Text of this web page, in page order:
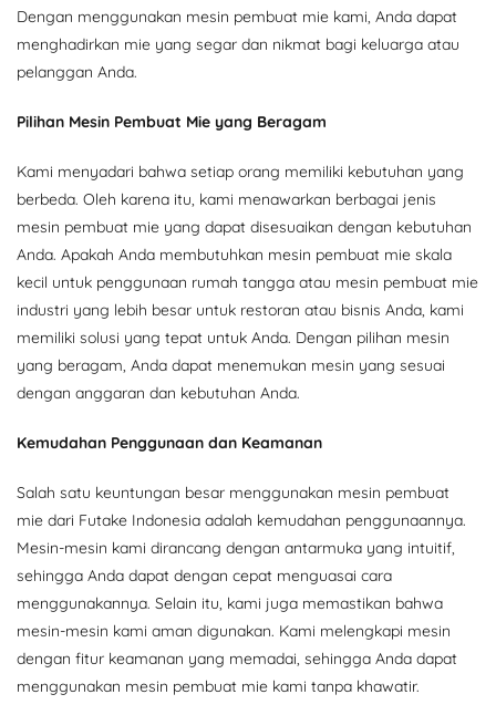
Dengan menggunakan mesin pembuat mie kami, Anda dapat
menghadirkan mie yang segar dan nikmat bagi keluarga atau
pelanggan Anda.
Pilihan Mesin Pembuat Mie yang Beragam
Kami menyadari bahwa setiap orang memiliki kebutuhan yang
berbeda. Oleh karena itu, kami menawarkan berbagai jenis
mesin pembuat mie yang dapat disesuaikan dengan kebutuhan
Anda. Apakah Anda membutuhkan mesin pembuat mie skala
kecil untuk penggunaan rumah tangga atau mesin pembuat mie
industri yang lebih besar untuk restoran atau bisnis Anda, kami
memiliki solusi yang tepat untuk Anda. Dengan pilihan mesin
yang beragam, Anda dapat menemukan mesin yang sesuai
dengan anggaran dan kebutuhan Anda.
Kemudahan Penggunaan dan Keamanan
Salah satu keuntungan besar menggunakan mesin pembuat
mie dari Futake Indonesia adalah kemudahan penggunaannya.
Mesin-mesin kami dirancang dengan antarmuka yang intuitif,
sehingga Anda dapat dengan cepat menguasai cara
menggunakannya. Selain itu, kami juga memastikan bahwa
mesin-mesin kami aman digunakan. Kami melengkapi mesin
dengan fitur keamanan yang memadai, sehingga Anda dapat
menggunakan mesin pembuat mie kami tanpa khawatir.